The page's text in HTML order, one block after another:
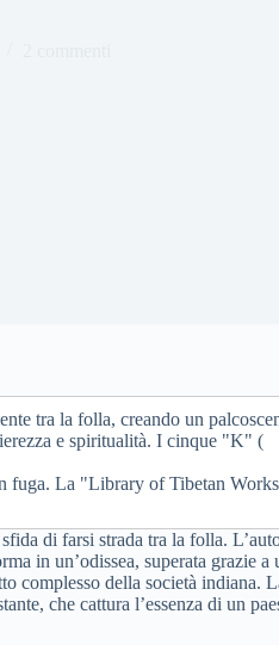
tra la folla, creando un
e spiritualità. I cinque "K" (
fuga. La "Library of Tibetan
di farsi strada tra la folla.
in un’odissea, superata grazie
complesso della società indiana.
che cattura l’essenza di un